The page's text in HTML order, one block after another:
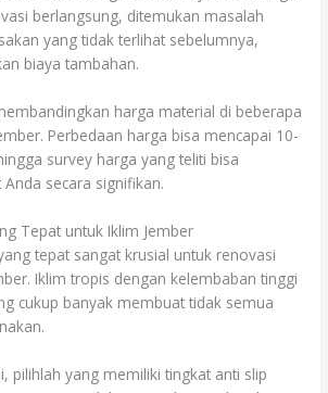
berlangsung, ditemukan masalah
yang tidak terlihat sebelumnya,
biaya tambahan.
harga material di beberapa
Perbedaan harga bisa mencapai 10-
survey harga yang teliti bisa
secara signifikan.
Tepat untuk Iklim Jember
tepat sangat krusial untuk renovasi
Iklim tropis dengan kelembaban tinggi
cukup banyak membuat tidak semua
pilihlah yang memiliki tingkat anti slip